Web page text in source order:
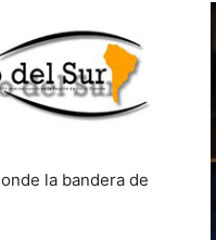
la bandera de